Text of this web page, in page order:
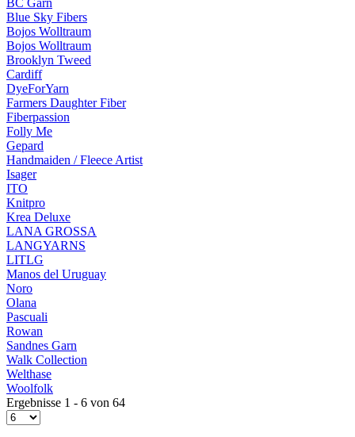
BC Garn
Blue Sky Fibers
Bojos Wolltraum
Bojos Wolltraum
Brooklyn Tweed
Cardiff
DyeForYarn
Farmers Daughter Fiber
Fiberpassion
Folly Me
Gepard
Handmaiden / Fleece Artist
Isager
ITO
Knitpro
Krea Deluxe
LANA GROSSA
LANGYARNS
LITLG
Manos del Uruguay
Noro
Olana
Pascuali
Rowan
Sandnes Garn
Walk Collection
Welthase
Woolfolk
Ergebnisse 1 - 6 von 64